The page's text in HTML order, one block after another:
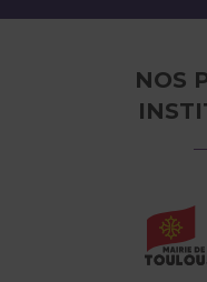
NOS